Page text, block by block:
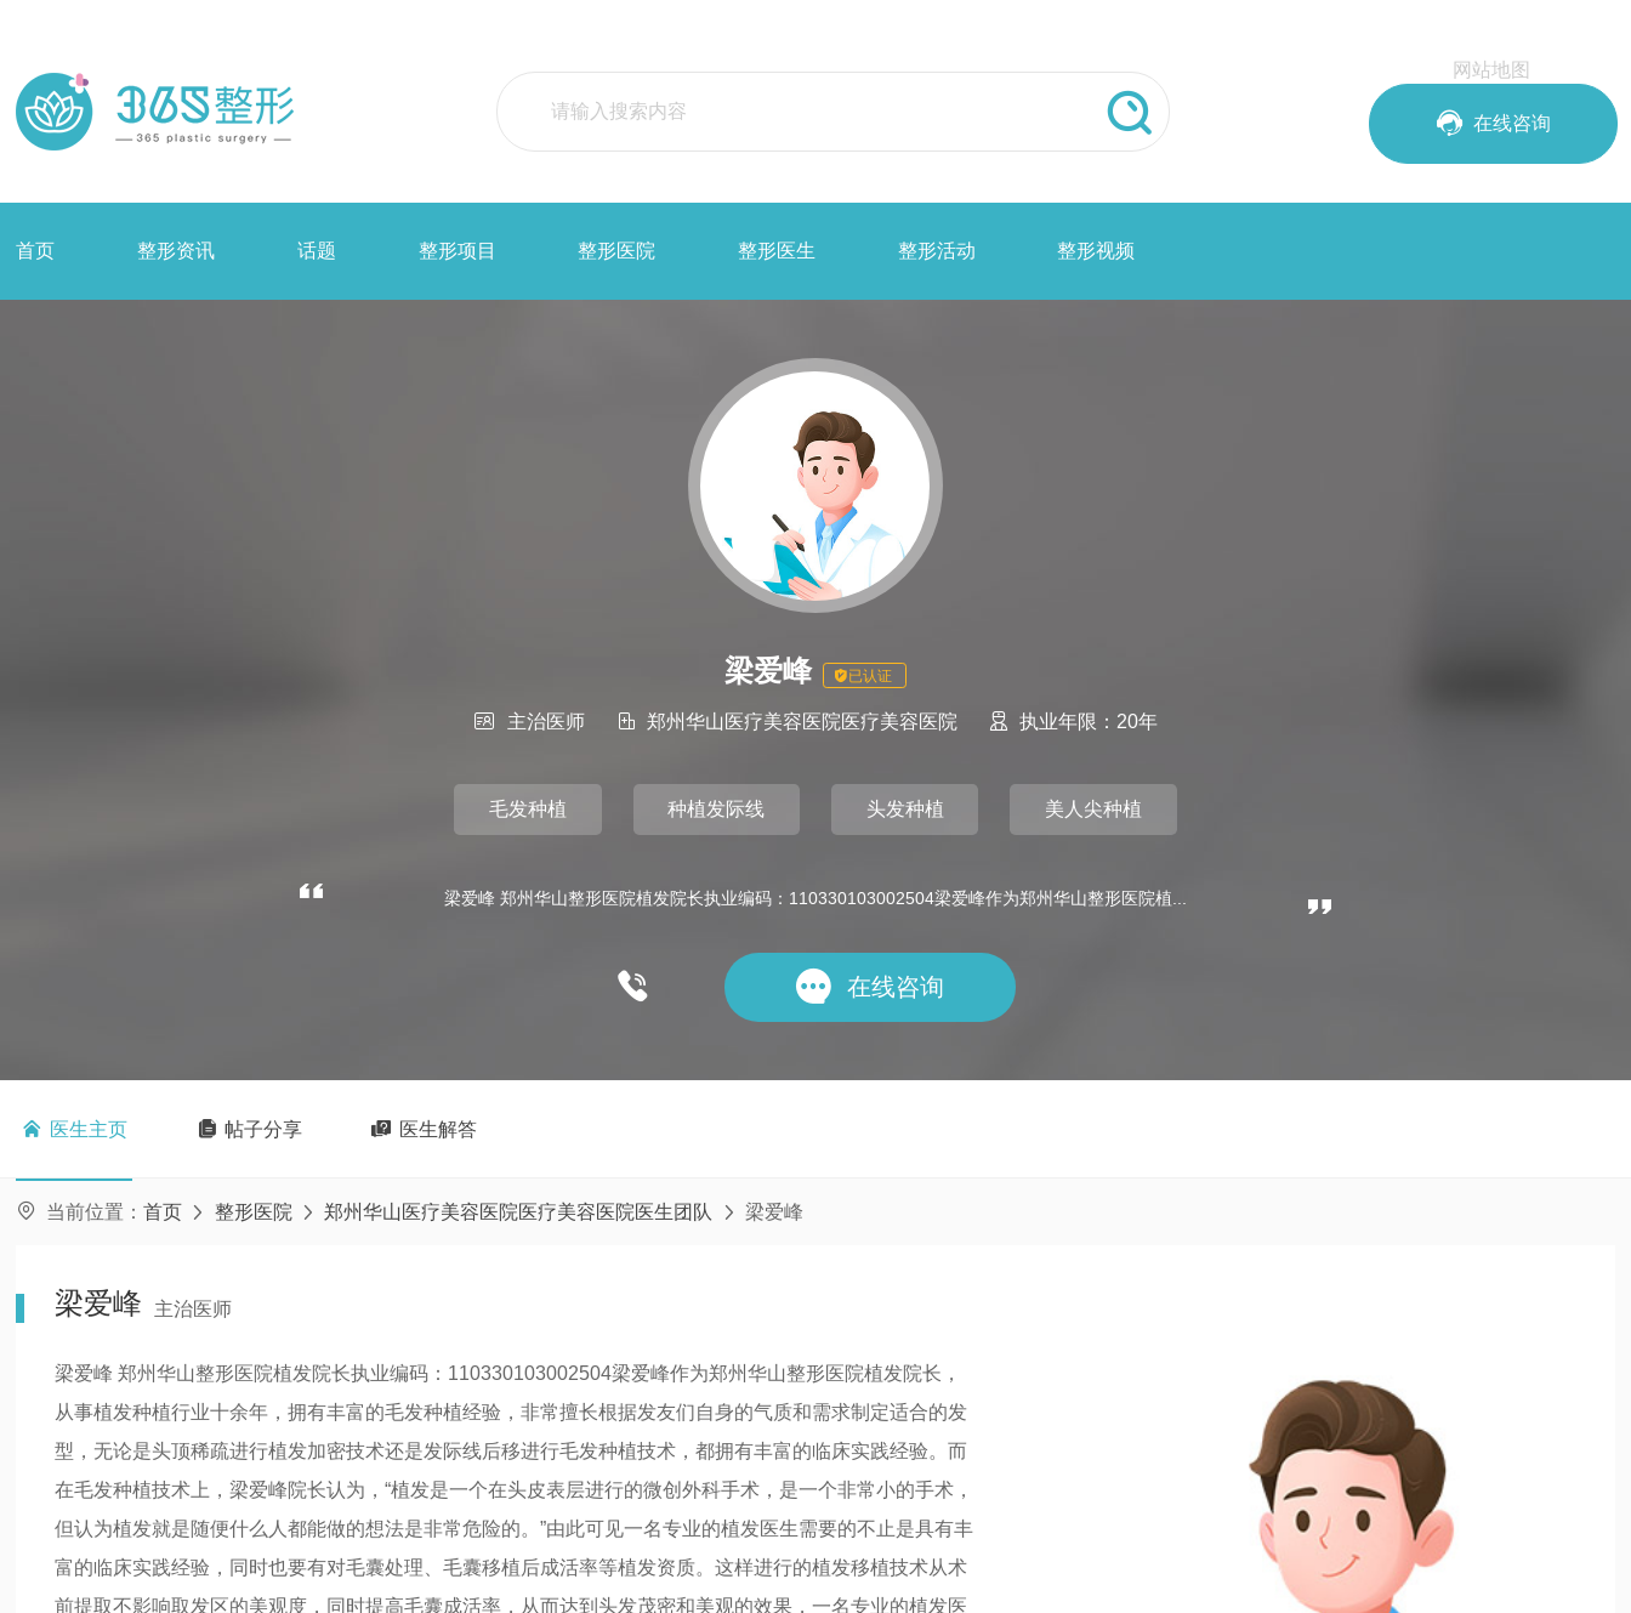

网站地图
 在线咨询
首页 整形资讯 话题 整形项目 整形医院 整形医生 整形活动 整形视频
梁爱峰 已认证
 主治医师  郑州华山医疗美容医院医疗美容医院  执业年限：20年
毛发种植 种植发际线 头发种植 美人尖种植
梁爱峰 郑州华山整形医院植发院长执业编码：110330103002504梁爱峰作为郑州华山整形医院植...
  在线咨询
 医生主页  帖子分享  医生解答
 当前位置： 首页  整形医院  郑州华山医疗美容医院医疗美容医院医生团队  梁爱峰
梁爱峰 主治医师
梁爱峰 郑州华山整形医院植发院长执业编码：110330103002504梁爱峰作为郑州华山整形医院植发院长，
从事植发种植行业十余年，拥有丰富的毛发种植经验，非常擅长根据发友们自身的气质和需求制定适合的发
型，无论是头顶稀疏进行植发加密技术还是发际线后移进行毛发种植技术，都拥有丰富的临床实践经验。而
在毛发种植技术上，梁爱峰院长认为，“植发是一个在头皮表层进行的微创外科手术，是一个非常小的手术，
但认为植发就是随便什么人都能做的想法是非常危险的。”由此可见一名专业的植发医生需要的不止是具有丰
富的临床实践经验，同时也要有对毛囊处理、毛囊移植后成活率等植发资质。这样进行的植发移植技术从术
前提取不影响取发区的美观度，同时提高毛囊成活率，从而达到头发茂密和美观的效果，一名专业的植发医